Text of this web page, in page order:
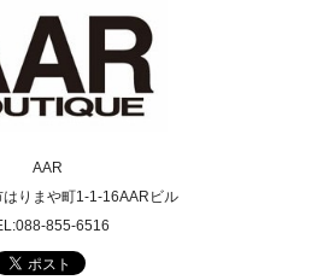
AAR
りまや町1-1-16AARビル
855-6516